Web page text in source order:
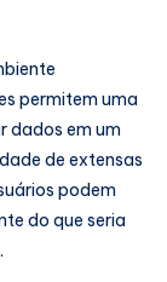
permitem uma
dados em um
de extensas
podem
do que seria